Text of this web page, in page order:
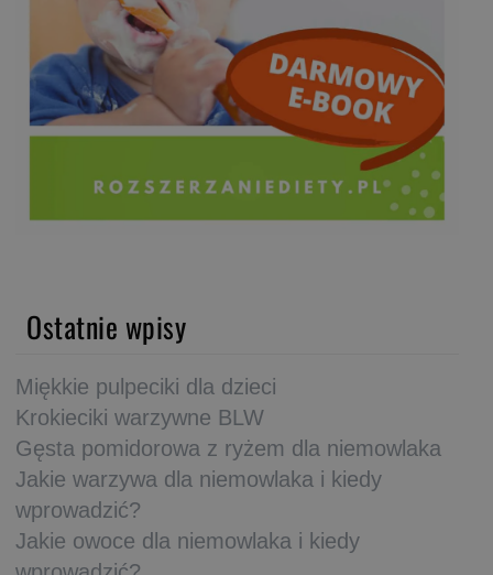
Ostatnie wpisy
Miękkie pulpeciki dla dzieci
Krokieciki warzywne BLW
Gęsta pomidorowa z ryżem dla niemowlaka
Jakie warzywa dla niemowlaka i kiedy
wprowadzić?
Jakie owoce dla niemowlaka i kiedy